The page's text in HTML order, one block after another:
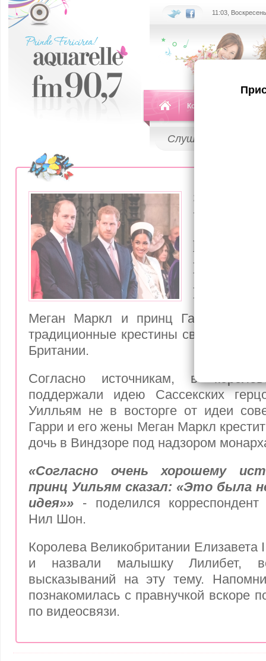
11:03,
Команда
Слушай
29 Сентября
Уилльям
решении
Меган
Меган Маркл и принц Гарри
традиционные крестины своей
Британии.
Согласно источникам, в
поддержали идею Сассекских
Уилльям не в восторге от идеи
Гарри и его жены Меган Маркл
дочь в Виндзоре под надзором
«Согласно очень хорошему
принц Уильям сказал: «Это была
идея»» - поделился
Нил Шон.
Королева Великобритании Елизавета
и назвали малышку Лилибет,
высказываний на эту тему.
познакомилась с правнучкой вскоре
по видеосвязи.